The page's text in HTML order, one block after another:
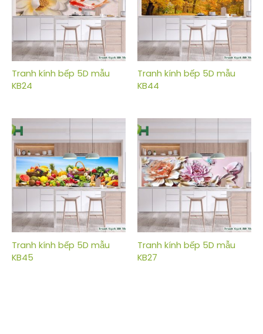
Tranh kính bếp 5D mẫu
KB24
Tranh kính bếp 5D mẫu
KB44
Tranh kính bếp 5D mẫu
KB45
Tranh kính bếp 5D mẫu
KB27